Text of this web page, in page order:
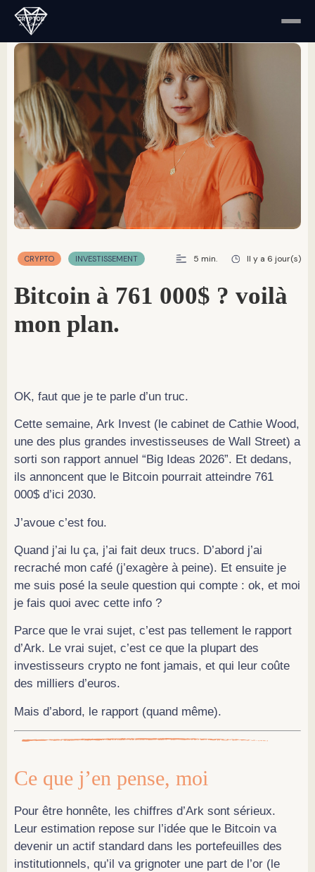
CRYPTO INVESTISSEMENT 5 min. Il y a 6 jour(s)
bitcoin à 761 000$ ? voilà
mon plan.
OK, faut que je te parle d’un truc.
Cette semaine, Ark Invest (le cabinet de Cathie Wood,
une des plus grandes investisseuses de Wall Street) a
sorti son rapport annuel “Big Ideas 2026”. Et dedans,
ils annoncent que le Bitcoin pourrait atteindre 761
000$ d’ici 2030.
J’avoue c’est fou.
Quand j’ai lu ça, j’ai fait deux trucs. D’abord j’ai
recraché mon café (j’exagère à peine). Et ensuite je
me suis posé la seule question qui compte : ok, et moi
je fais quoi avec cette info ?
Parce que le vrai sujet, c’est pas tellement le rapport
d’Ark. Le vrai sujet, c’est ce que la plupart des
investisseurs crypto ne font jamais, et qui leur coûte
des milliers d’euros.
Mais d’abord, le rapport (quand même).
Ce que j’en pense, moi
Pour être honnête, les chiffres d’Ark sont sérieux.
Leur estimation repose sur l’idée que le Bitcoin va
devenir un actif standard dans les portefeuilles des
institutionnels, qu’il va grignoter une part de l’or (le